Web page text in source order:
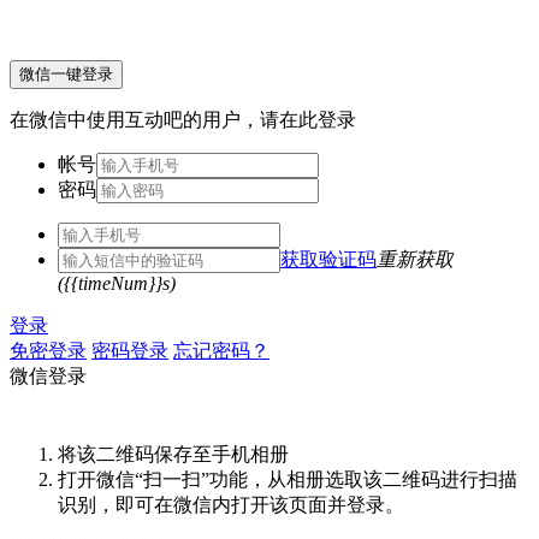
微信一键登录
在微信中使用互动吧的用户，请在此登录
帐号
密码
获取验证码重新获取
({{timeNum}}s)
登录
免密登录 密码登录 忘记密码？
微信登录
将该二维码保存至手机相册
打开微信“扫一扫”功能，从相册选取该二维码进行扫描
识别，即可在微信内打开该页面并登录。